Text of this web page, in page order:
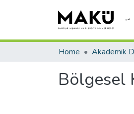
Home Akademik
Bölgesel